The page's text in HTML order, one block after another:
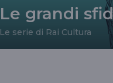
Le grandi
Le serie di Rai Cultura